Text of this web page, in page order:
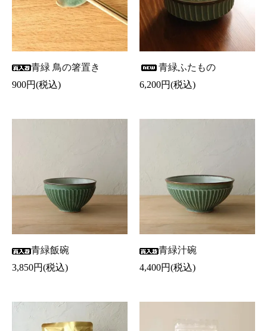
青緑 鳥の箸置き
900円(税込)
青緑ふたもの
6,200円(税込)
青緑飯碗
3,850円(税込)
青緑汁碗
4,400円(税込)